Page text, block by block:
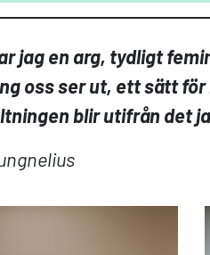
jag en arg, tydligt
oss ser ut, ett sätt
blir utifrån det